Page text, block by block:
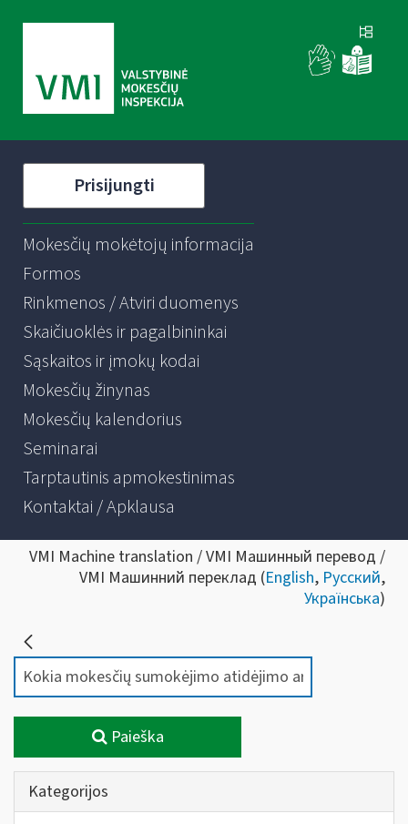
Prisijungti
Mokesčių mokėtojų informacija
Formos
Rinkmenos / Atviri duomenys
Skaičiuoklės ir pagalbininkai
Sąskaitos ir įmokų kodai
Mokesčių žinynas
Mokesčių kalendorius
Seminarai
Tarptautinis apmokestinimas
Kontaktai / Apklausa
VMI Machine translation / VMI Машинный перевод /
VMI Машинний переклад (English, Русский,
Українська)
Paieška
Kategorijos